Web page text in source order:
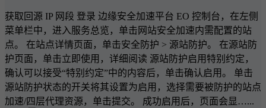
获取回源 IP 网段 登录 边缘安全加速平台 EO 控制台，在左侧
菜单栏中，进入服务总览，单击网站安全加速内需配置的站
点。 在站点详情页面，单击安全防护 > 源站防护。 在源站防
护页面，单击立即使用，详细阅读 源站防护启用特别约定，
确认可以接受“特别约定”中的内容后，单击确认启用。 单击
源站防护状态的开关将其设置为启用，选择需要被防护的站点
加速/四层代理资源，单击提交。 成功启用后，页面会显…...